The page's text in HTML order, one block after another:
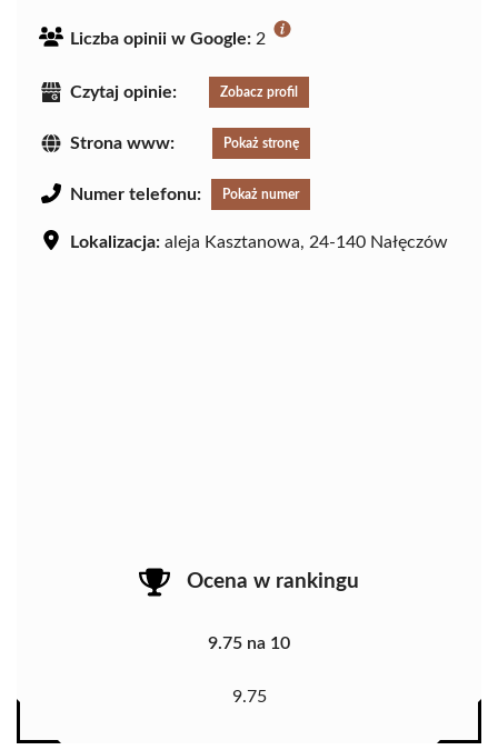
Liczba opinii w Google: 2
Czytaj opinie: Zobacz profil
Strona www: Pokaż stronę
Numer telefonu: Pokaż numer
Lokalizacja: aleja Kasztanowa, 24-140 Nałęczów
Ocena w rankingu
9.75 na 10
9.75